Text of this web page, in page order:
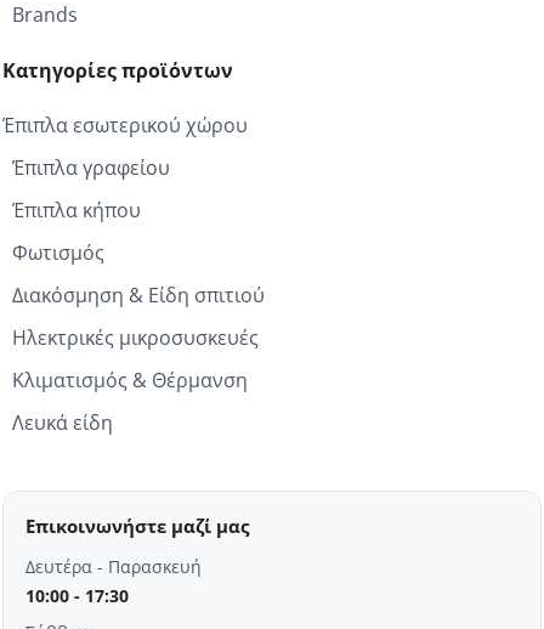
Brands
Κατηγορίες προϊόντων
Έπιπλα εσωτερικού χώρου
Έπιπλα γραφείου
Έπιπλα κήπου
Φωτισμός
Διακόσμηση & Είδη σπιτιού
Ηλεκτρικές μικροσυσκευές
Κλιματισμός & Θέρμανση
Λευκά είδη
Επικοινωνήστε μαζί μας
Δευτέρα - Παρασκευή
10:00 - 17:30